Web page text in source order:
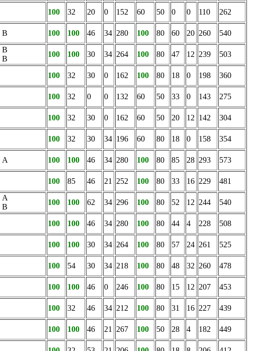
100 32 20 0 152 60 50 0 0 110
262
B 100 100 46 34 280 100 80 60 20 260
540
B
B
100 100 30 34 264 100 80 47 12 239
503
100 32 30 0 162 100 80 18 0 198
360
100 32 0 0 132 60 50 33 0 143
275
100 32 30 0 162 60 50 20 12 142
304
100 32 30 34 196 60 80 18 0 158
354
A 100 100 46 34 280 100 80 85 28 293
573
100 85 46 21 252 100 80 33 16 229
481
A
B
100 100 62 34 296 100 80 52 12 244
540
100 100 46 34 280 100 80 44 4 228
508
100 100 30 34 264 100 80 57 24 261
525
100 54 30 34 218 100 80 48 32 260
478
100 100 46 0 246 100 80 15 12 207
453
100 32 46 34 212 100 80 31 16 227
439
100 100 46 21 267 100 50 28 4 182
449